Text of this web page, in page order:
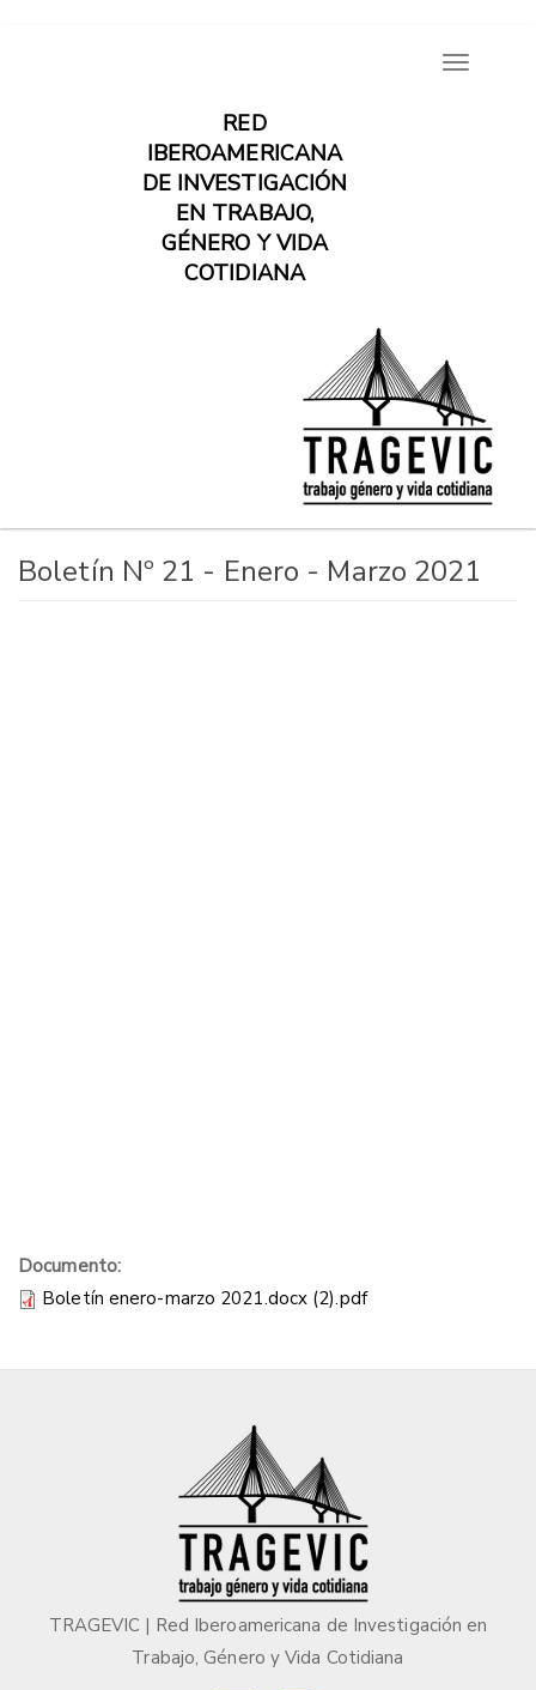
RED
IBEROAMERICANA
DE INVESTIGACIÓN
EN TRABAJO,
GÉNERO Y VIDA
COTIDIANA
Toggle
Boletín Nº 21 - Enero - Marzo 2021
Documento:
Boletín enero-marzo 2021.docx (2).pdf
TRAGEVIC | Red Iberoamericana de Investigación en
Trabajo, Género y Vida Cotidiana